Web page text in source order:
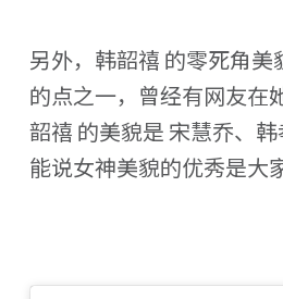
另外，韩韶禧 的零死角
的点之一，曾经有网友在
韶禧 的美貌是 宋慧乔、
能说女神美貌的优秀是大